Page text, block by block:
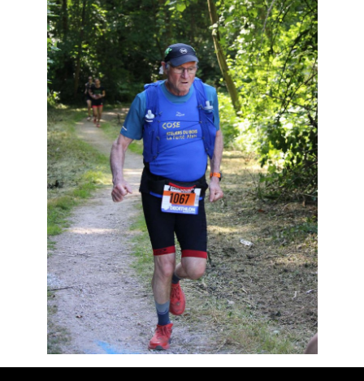
Résultats
Devenez bénévoles
Partenaires
Photos▼